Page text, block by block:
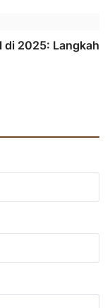
di 2025: Langkah